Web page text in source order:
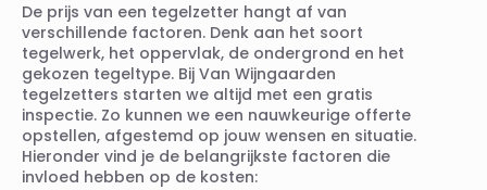
De prijs van een tegelzetter hangt af van
verschillende factoren. Denk aan het soort
tegelwerk, het oppervlak, de ondergrond en het
gekozen tegeltype. Bij Van Wijngaarden
tegelzetters starten we altijd met een gratis
inspectie. Zo kunnen we een nauwkeurige offerte
opstellen, afgestemd op jouw wensen en situatie.
Hieronder vind je de belangrijkste factoren die
invloed hebben op de kosten: